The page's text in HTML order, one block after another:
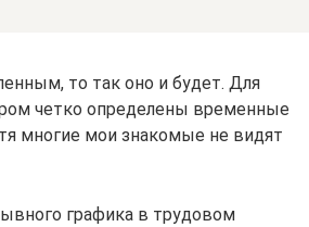
то так оно и будет. Для
четко определены временные
многие мои знакомые не видят
графика в трудовом